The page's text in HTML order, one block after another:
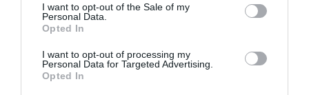
I want to opt-out of the Sale of my
Personal Data.
Opted In
I want to opt-out of processing my
Personal Data for Targeted Advertising.
Opted In